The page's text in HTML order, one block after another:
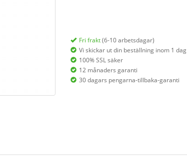
Fri frakt(6-10 arbetsdagar)
Vi skickar ut din beställning inom 1 dag
100% SSL säker
12 månaders garanti
30 dagars pengarna-tillbaka-garanti